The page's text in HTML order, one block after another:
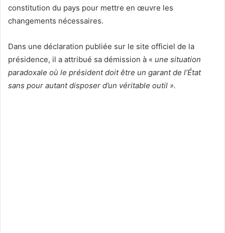
constitution du pays pour mettre en œuvre les
changements nécessaires.
Dans une déclaration publiée sur le site officiel de la
présidence, il a attribué sa démission à « une situation
paradoxale où le président doit être un garant de l’État
sans pour autant disposer d’un véritable outil ».